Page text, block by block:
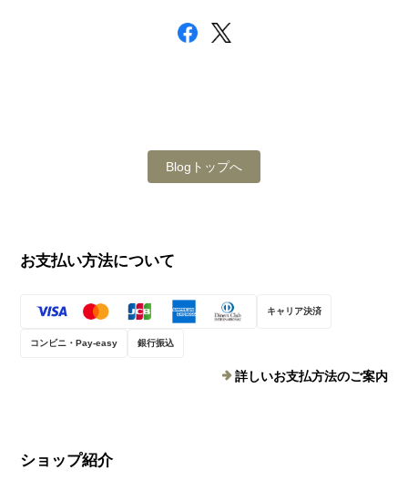
Blogトップへ
お支払い方法について
キャリア決済
コンビニ・Pay-easy 銀行振込
詳しいお支払方法のご案内
ショップ紹介